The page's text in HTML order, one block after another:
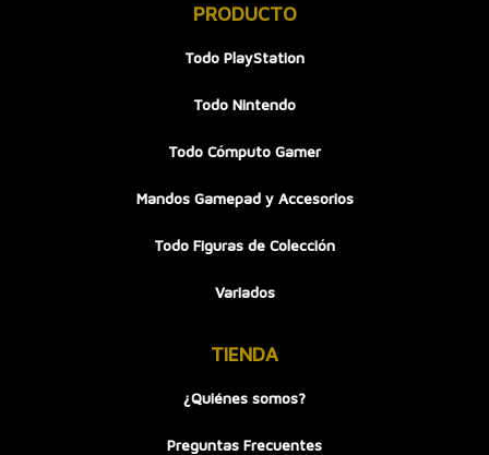
PRODUCTO
Todo PlayStation
Todo Nintendo
Todo Cómputo Gamer
Mandos Gamepad y Accesorios
Todo Figuras de Colección
Variados
TIENDA
¿Quiénes somos?
Preguntas Frecuentes